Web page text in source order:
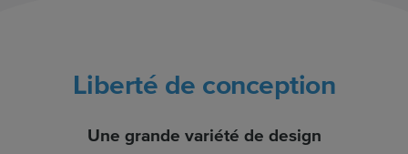
Liberté de conception
Une grande variété de design